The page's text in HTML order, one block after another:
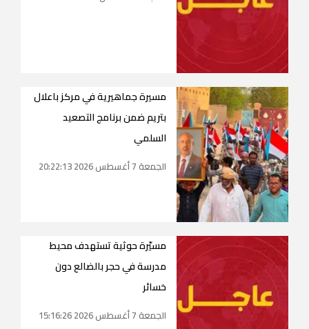
مسيرة جماهيرية في مركز باعلال
بتريم ضمن برنامج التصعيد
السلمي
الجمعة 7 أغسطس 2026 20:22:13
مسيّرة حوثية تستهدف محيط
مدرسة في حجر بالضالع دون
خسائر
الجمعة 7 أغسطس 2026 15:16:26